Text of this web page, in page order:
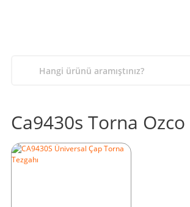
Ca9430s Torna Ozco